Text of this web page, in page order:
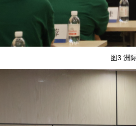
图3 洲